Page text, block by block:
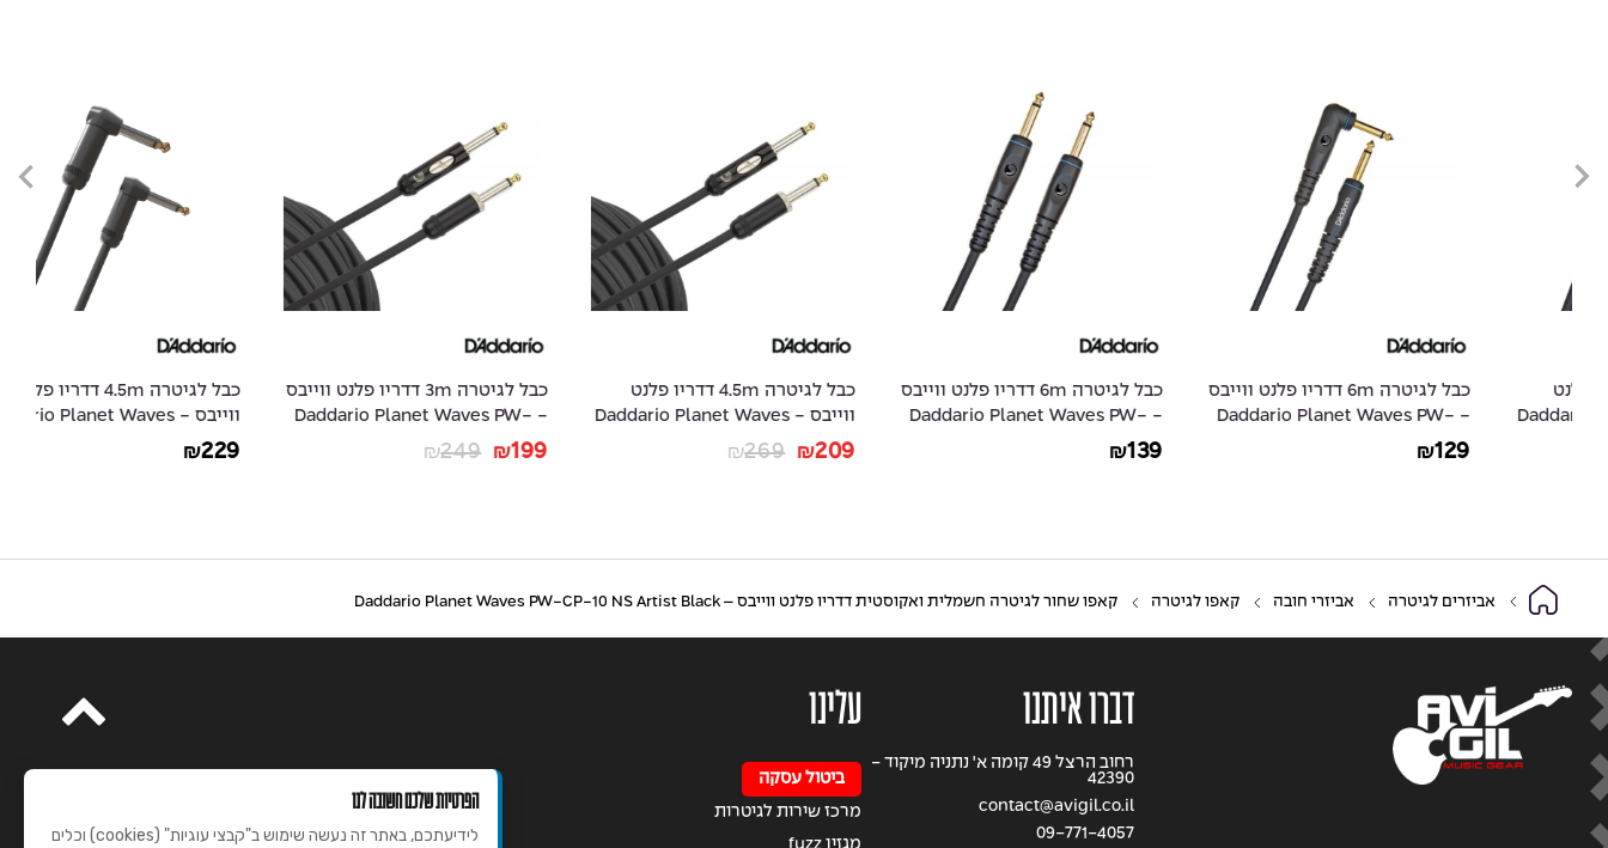
כבל לגיטרה 6m דדריו פלנט ווייבס
- Daddario Planet Waves PW-
כבל לגיטרה 6m דדריו פלנט ווייבס
- Daddario Planet Waves PW-
כבל לגיטרה 4.5m דדריו פלנט
ווייבס - Daddario Planet Waves
PW-AMSK-15
₪269
כבל לגיטרה 3m דדריו פלנט ווייבס
- Daddario Planet Waves PW-
₪249
כבל לגיטרה 4.5m דדריו פלנט
ווייבס - Daddario Planet Waves
PW-AMSGRR-15
אביזרים לגיטרה אביזרי חובה קאפו לגיטרה קאפו שחור לגיטרה חשמלית ואקוסטית דדריו פלנט ווייבס – Daddario Planet Waves PW-CP-10 NS Artist Black
דברו איתנו
רחוב הרצל 49 קומה א' נתניה מיקוד -
42390
contact@avigil.co.il
09-771-4057
עלינו
ביטול עסקה
מרכז שירות לגיטרות הפרטיות שלכם חשובה לנו
לידיעתכם, באתר זה נעשה שימוש ב"קבצי עוגיות" (cookies) וכלים